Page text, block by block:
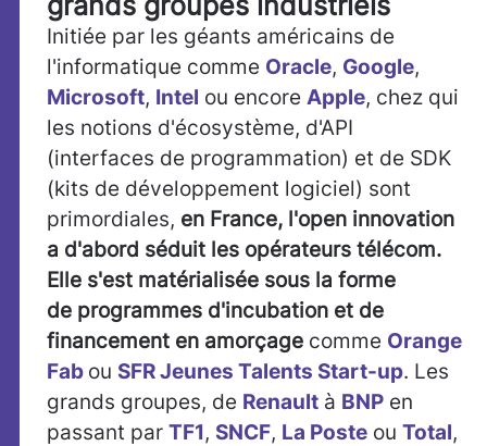
Initiée par les géants américains de
l'informatique comme Oracle, Google,
Microsoft, Intel ou encore Apple, chez qui
les notions d'écosystème, d'API
(interfaces de programmation) et de SDK
(kits de développement logiciel) sont
primordiales, en France, l'open innovation
a d'abord séduit les opérateurs télécom.
Elle s'est matérialisée sous la forme
de programmes d'incubation et de
financement en amorçage comme Orange
Fab ou SFR Jeunes Talents Start-up. Les
grands groupes, de Renault à BNP en
passant par TF1, SNCF, La Poste ou Total,